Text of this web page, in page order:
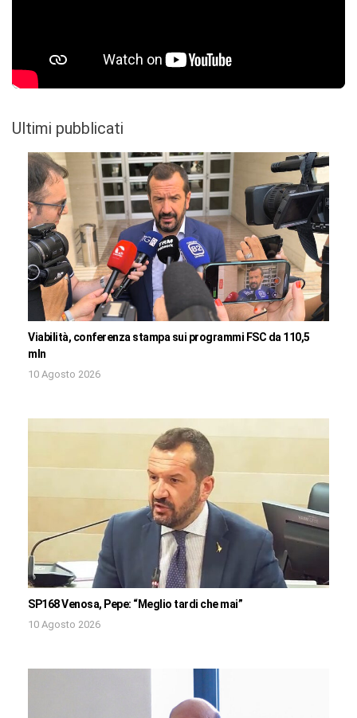
Ultimi pubblicati
Viabilità, conferenza stampa sui programmi FSC da 110,5
mln
10 Agosto 2026
SP168 Venosa, Pepe: “Meglio tardi che mai”
10 Agosto 2026